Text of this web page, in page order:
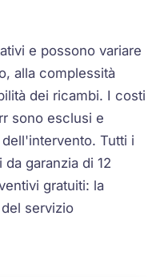
e possono variare
alla complessità
dei ricambi. I costi
sono esclusi e
Tutti i
garanzia di 12
gratuiti: la
servizio